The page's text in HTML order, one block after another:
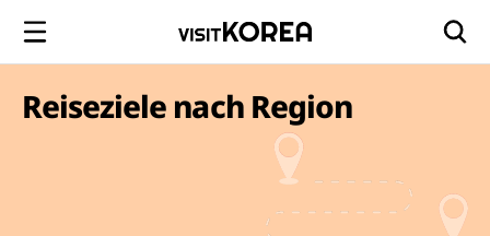
Reiseziele nach Region